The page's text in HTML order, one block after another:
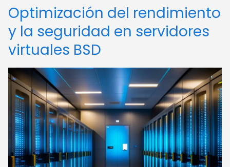
Optimización del rendimiento
y la seguridad en servidores
virtuales BSD